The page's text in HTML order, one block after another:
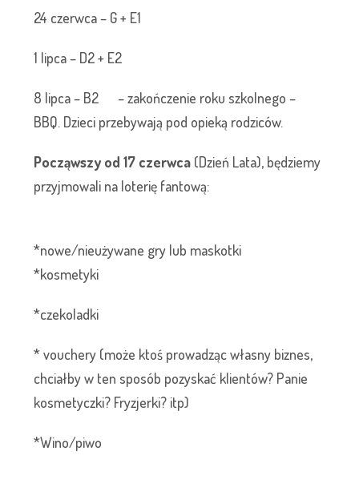
24 czerwca – G + E1
1 lipca – D2 + E2
8 lipca – B2 – zakończenie roku szkolnego –
BBQ. Dzieci przebywają pod opieką rodziców.
Począwszy od 17 czerwca (Dzień Lata), będziemy
przyjmowali na loterię fantową:
*nowe/nieużywane gry lub maskotki
*kosmetyki
*czekoladki
* vouchery (może ktoś prowadząc własny biznes,
chciałby w ten sposób pozyskać klientów? Panie
kosmetyczki? Fryzjerki? itp)
*Wino/piwo